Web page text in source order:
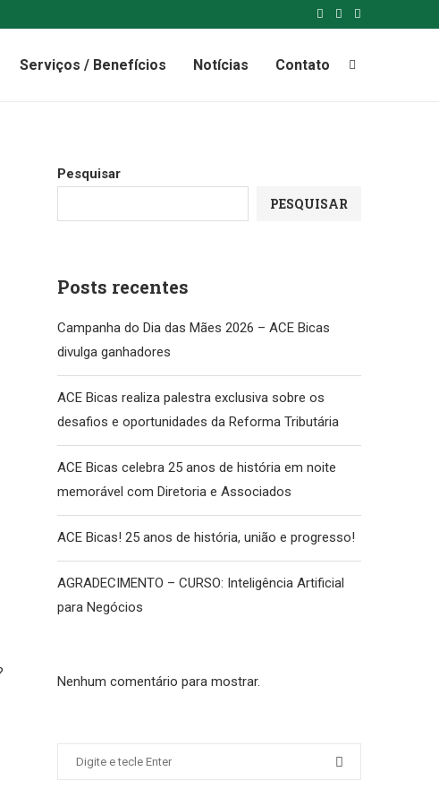
Serviços / Benefícios Notícias Contato
Pesquisar
PESQUISAR
Posts recentes
Campanha do Dia das Mães 2026 – ACE Bicas
divulga ganhadores
ACE Bicas realiza palestra exclusiva sobre os
desafios e oportunidades da Reforma Tributária
ACE Bicas celebra 25 anos de história em noite
memorável com Diretoria e Associados
ACE Bicas! 25 anos de história, união e progresso!
AGRADECIMENTO – CURSO: Inteligência Artificial
para Negócios
Nenhum comentário para mostrar.